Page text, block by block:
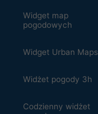
Widget map
pogodowych
Widget Urban Maps
Widżet pogody 3h
Codzienny widżet